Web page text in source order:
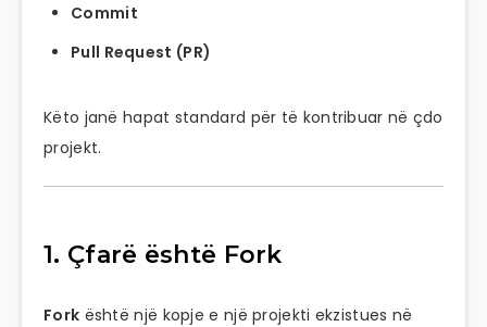
Commit
Pull Request (PR)
Këto janë hapat standard për të kontribuar në çdo
projekt.
1. Çfarë është Fork
Fork është një kopje e një projekti ekzistues në